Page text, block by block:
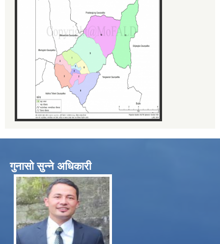
गुनासो सुन्ने अधिकारी